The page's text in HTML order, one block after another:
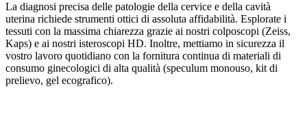
La diagnosi precisa delle patologie della cervice e della cavità
uterina richiede strumenti ottici di assoluta affidabilità. Esplorate i
tessuti con la massima chiarezza grazie ai nostri colposcopi (Zeiss,
Kaps) e ai nostri isteroscopi HD. Inoltre, mettiamo in sicurezza il
vostro lavoro quotidiano con la fornitura continua di materiali di
consumo ginecologici di alta qualità (speculum monouso, kit di
prelievo, gel ecografico).